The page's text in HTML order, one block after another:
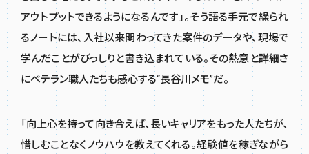
アウトプットできるようになるんです」。そう語る手元で繰られ
るノートには、入社以来関わってきた案件のデータや、現場で
学んだことがびっしりと書き込まれている。その熱意と詳細さ
にベテラン職人たちも感心する“長谷川メモ”だ。
「向上心を持って向き合えば、長いキャリアをもった人たちが、
惜しむことなくノウハウを教えてくれる。経験値を稼ぎながら